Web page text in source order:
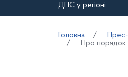
ДПС у регіоні
Головна
Про порядок